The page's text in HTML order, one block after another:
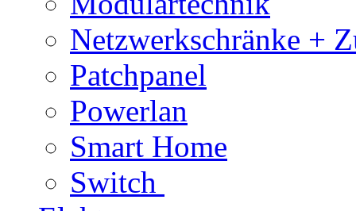
Netzwerkschränke +
Patchpanel
Powerlan
Smart Home
Switch